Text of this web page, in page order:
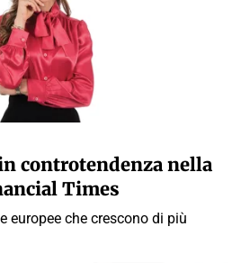
controtendenza nella
Times
europee che crescono di più